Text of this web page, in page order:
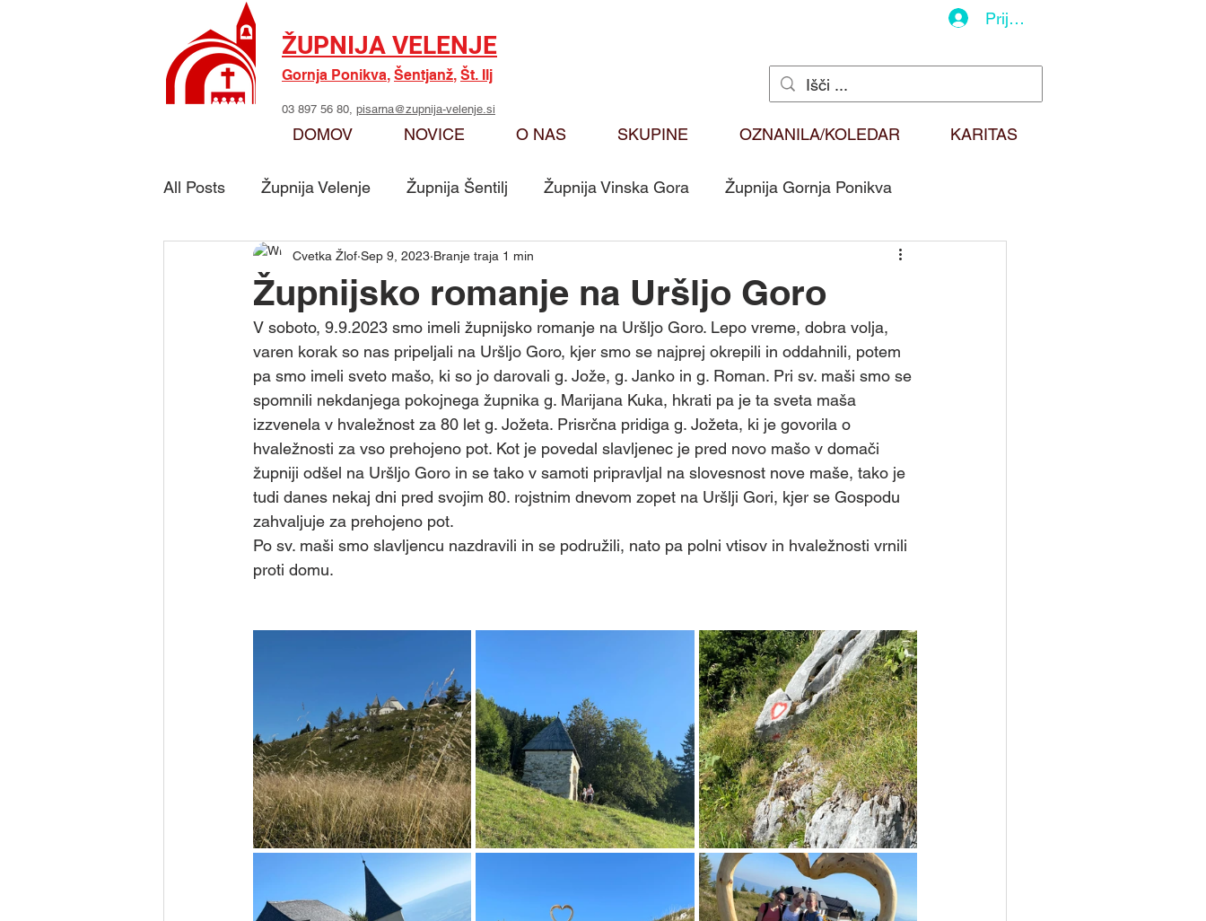
ŽUPNIJA VELENJE
Gornja Ponikva, Šentjanž, Št. Ilj
03 897 56 80, pisarna@zupnija-velenje.si
Prijava
DOMOV NOVICE O NAS SKUPINE OZNANILA/KOLEDAR KARITAS
All Posts Župnija Velenje Župnija Šentilj Župnija Vinska Gora Župnija Gornja Ponikva
Skupina - Možje sv. Jožefa Oznanila Karitas Duhovna misel
Skupina - Marijino delo Skupina - Ključarji Sv. Martin Skupina - Pritrkovalci Sv. Martin
Skupina - Skavti Skupina - Ministranti Skupina - Martinčki Skupina - Svetopisemske urice
Skupina - Prostovoljci za delovne a Skupina - Animatorji Skupina - Biblična Skupina - Kateheti
Skupina - Karitas Skupina - tamladi Skupina - Prostovoljci za kavo
Župnijsko romanje na Uršljo Goro
Cvetka Žlof Sep 9, 2023 Branje traja 1 min
V soboto, 9.9.2023 smo imeli župnijsko romanje na Uršljo Goro. Lepo vreme, dobra volja,
varen korak so nas pripeljali na Uršljo Goro, kjer smo se najprej okrepili in oddahnili, potem
pa smo imeli sveto mašo, ki so jo darovali g. Jože, g. Janko in g. Roman. Pri sv. maši smo se
spomnili nekdanjega pokojnega župnika g. Marijana Kuka, hkrati pa je ta sveta maša
izzvenela v hvaležnost za 80 let g. Jožeta. Prisrčna pridiga g. Jožeta, ki je govorila o
hvaležnosti za vso prehojeno pot. Kot je povedal slavljenec je pred novo mašo v domači
župniji odšel na Uršljo Goro in se tako v samoti pripravljal na slovesnost nove maše, tako je
tudi danes nekaj dni pred svojim 80. rojstnim dnevom zopet na Uršlji Gori, kjer se Gospodu
zahvaljuje za prehojeno pot.
Po sv. maši smo slavljencu nazdravili in se podružili, nato pa polni vtisov in hvaležnosti vrnili
proti domu.